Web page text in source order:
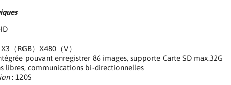
（RGB）X480（V）
pouvant enregistrer 86 images, supporte Carte SD max.32G
libres, communications bi-directionnelles
: 120S